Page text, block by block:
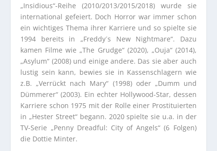
„Insidious“-Reihe (2010/2013/2015/2018) wurde sie
international gefeiert. Doch Horror war immer schon
ein wichtiges Thema ihrer Karriere und so spielte sie
1994 bereits in „Freddy´s New Nightmare“. Dazu
kamen Filme wie „The Grudge“ (2020), „Ouja“ (2014),
„Asylum“ (2008) und einige andere. Das sie aber auch
lustig sein kann, bewies sie in Kassenschlagern wie
z.B. „Verrückt nach Mary“ (1998) oder „Dumm und
Dümmerer“ (2003). Ein echter Hollywood-Star, dessen
Karriere schon 1975 mit der Rolle einer Prostituierten
in „Hester Street“ begann. 2020 spielte sie u.a. in der
TV-Serie „Penny Dreadful: City of Angels“ (6 Folgen)
die Dottie Minter.